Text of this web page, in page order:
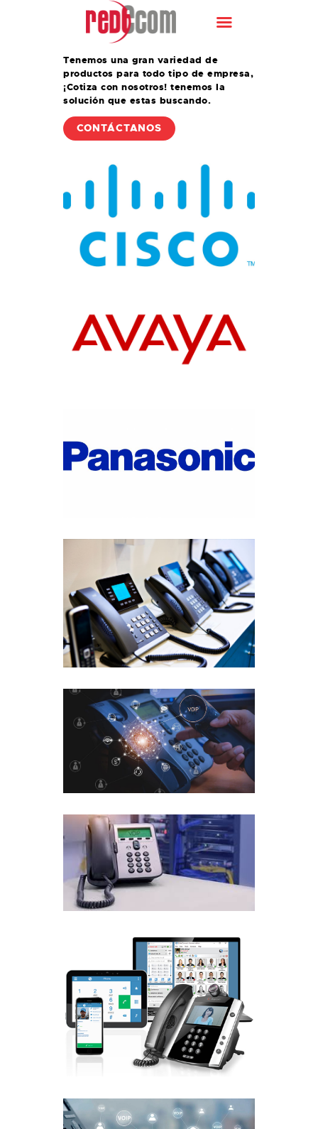
INICIO
¿QUIÉNES SOMOS?
SOLUCIONES
PRODUCTOS
BLOG
Tenemos una gran variedad de
productos para todo tipo de empresa,
¡Cotiza con nosotros! tenemos la
solución que estas buscando.
CONTÁCTANOS